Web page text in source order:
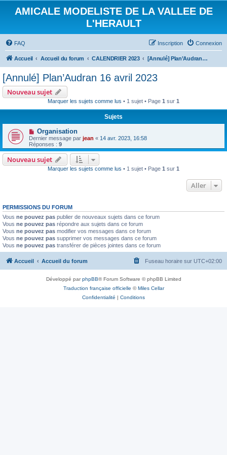
AMICALE MODELISTE DE LA VALLEE DE
L'HERAULT
FAQ Connexion
Inscription
Accueil Accueil du forum CALENDRIER 2023 [Annulé] Plan’Audran 16 avril 2023
[Annulé] Plan’Audran 16 avril 2023
Nouveau sujet
Marquer les sujets comme lus • 1 sujet • Page 1 sur 1
Sujets
Organisation
Dernier message par jean « 14 avr. 2023, 16:58
Réponses : 9
Nouveau sujet
Marquer les sujets comme lus • 1 sujet • Page 1 sur 1
Aller
PERMISSIONS DU FORUM
Vous ne pouvez pas publier de nouveaux sujets dans ce forum
Vous ne pouvez pas répondre aux sujets dans ce forum
Vous ne pouvez pas modifier vos messages dans ce forum
Vous ne pouvez pas supprimer vos messages dans ce forum
Vous ne pouvez pas transférer de pièces jointes dans ce forum
Accueil Accueil du forum Fuseau horaire sur UTC+02:00
Développé parphpBB® Forum Software © phpBB Limited
Traduction française officielle ©Miles Cellar
Confidentialité | Conditions